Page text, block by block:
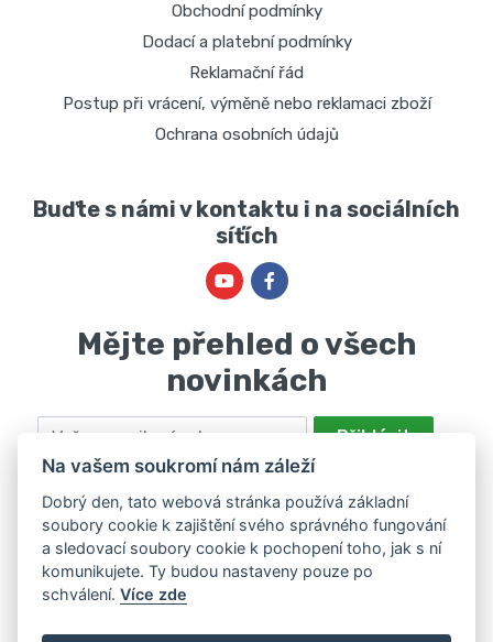
Obchodní podmínky
Dodací a platební podmínky
Reklamační řád
Postup při vrácení, výměně nebo reklamaci zboží
Ochrana osobních údajů
Buďte s námi v kontaktu i na sociálních
síťích
Mějte přehled o všech
novinkách
Email Přihlásit
Odesláním souhlasíte se zpracováním osobních údajů za účelem
nabízení a zpracování marketingových nabídek společností Marie
Haščáková, IČ: 48488861 se sídlem Bánov 697. Máte právo svůj
souhlas odvolat. Více informací vzásadách zpracování osobních
údajů.
Na vašem soukromí nám záleží
Dobrý den, tato webová stránka používá základní
soubory cookie k zajištění svého správného fungování
a sledovací soubory cookie k pochopení toho, jak s ní
komunikujete. Ty budou nastaveny pouze po
schválení.Více zde